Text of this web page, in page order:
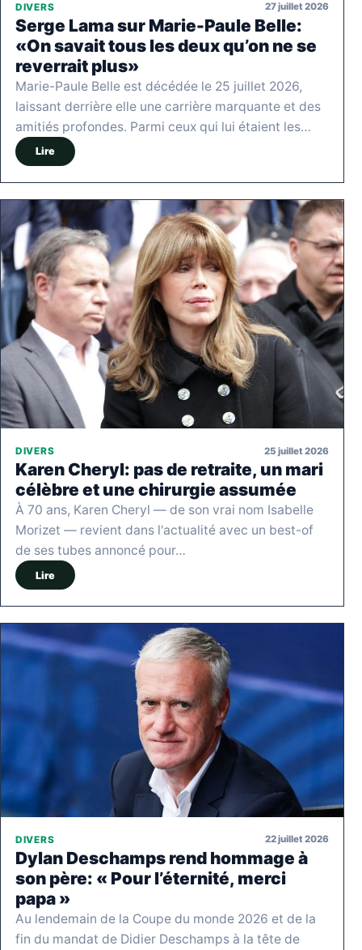
DIVERS 27 juillet 2026
Serge Lama sur Marie-Paule Belle:
«On savait tous les deux qu’on ne se
reverrait plus»
Marie-Paule Belle est décédée le 25 juillet 2026,
laissant derrière elle une carrière marquante et des
amitiés profondes. Parmi ceux qui lui étaient les…
Lire
DIVERS 25 juillet 2026
Karen Cheryl: pas de retraite, un mari
célèbre et une chirurgie assumée
À 70 ans, Karen Cheryl — de son vrai nom Isabelle
Morizet — revient dans l'actualité avec un best-of
de ses tubes annoncé pour…
Lire
DIVERS 22 juillet 2026
Dylan Deschamps rend hommage à
son père: « Pour l’éternité, merci
papa »
Au lendemain de la Coupe du monde 2026 et de la
fin du mandat de Didier Deschamps à la tête de